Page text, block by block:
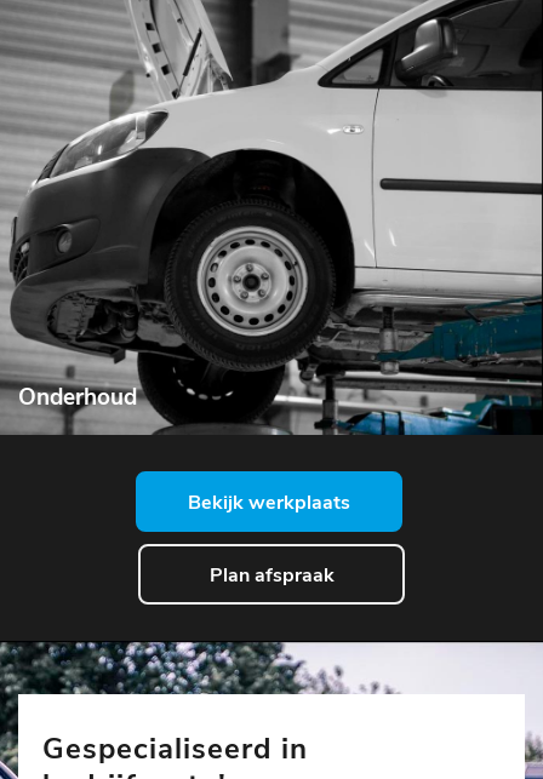
Onderhoud
Bekijk werkplaats
Plan afspraak
Gespecialiseerd in